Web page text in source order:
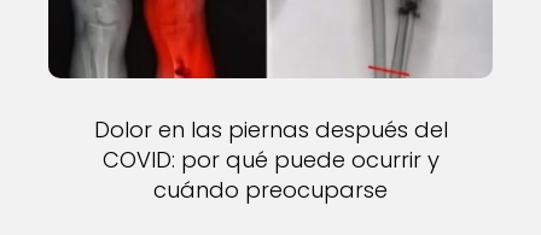
Dolor en las piernas después del
COVID: por qué puede ocurrir y
cuándo preocuparse